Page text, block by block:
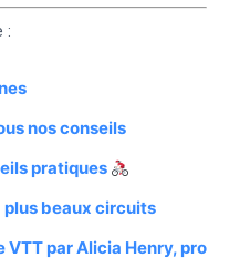
:
nos conseils
pratiques
plus beaux circuits
VTT par Alicia Henry, pro